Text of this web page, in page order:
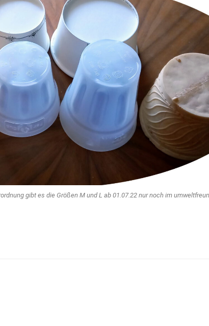
gibt es die Größen M und L ab 01.07.22 nur noch im